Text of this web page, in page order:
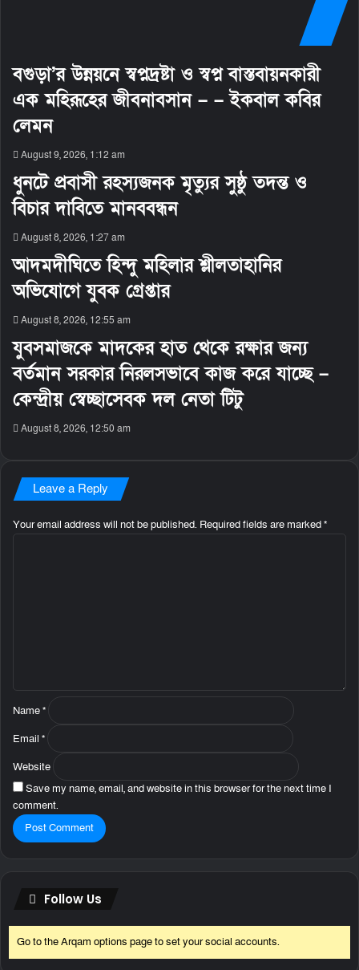
বগুড়া’র উন্নয়নে স্বপ্নদ্রষ্টা ও স্বপ্ন বাস্তবায়নকারী
এক মহিরূহের জীবনাবসান – – ইকবাল কবির
লেমন
August 9, 2026, 1:12 am
ধুনটে প্রবাসী রহস্যজনক মৃত্যুর সুষ্ঠু তদন্ত ও
বিচার দাবিতে মানববন্ধন
August 8, 2026, 1:27 am
আদমদীঘিতে হিন্দু মহিলার শ্লীলতাহানির
অভিযোগে যুবক গ্রেপ্তার
August 8, 2026, 12:55 am
যুবসমাজকে মাদকের হাত থেকে রক্ষার জন্য
বর্তমান সরকার নিরলসভাবে কাজ করে যাচ্ছে –
কেন্দ্রীয় স্বেচ্ছাসেবক দল নেতা টিটু
August 8, 2026, 12:50 am
Leave a Reply
Your email address will not be published. Required fields are marked*
Name*
Email *
Website
Save my name, email, and website in this browser for the next time I
comment.
Follow Us
Go to the Arqam options page to set your social accounts.